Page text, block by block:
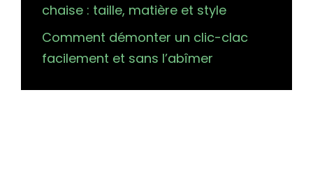
chaise : taille, matière et style
Comment démonter un clic-clac
facilement et sans l’abîmer